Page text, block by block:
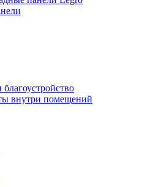
внутри помещений